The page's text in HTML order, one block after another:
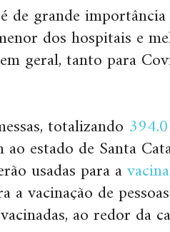
de grande
dos hospitais e
geral, tanto para
totalizando
ao estado de Santa
usadas para a
a vacinação de
ao redor da